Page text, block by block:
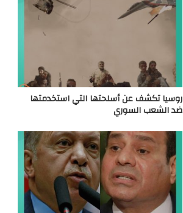
روسيا تكشف عن أسلحتها التي استخدمتها
ضد الشعب السوري